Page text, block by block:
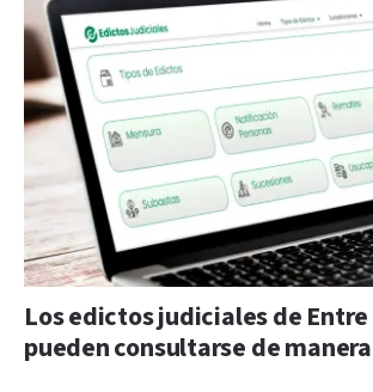
Los edictos judiciales de Entre
pueden consultarse de